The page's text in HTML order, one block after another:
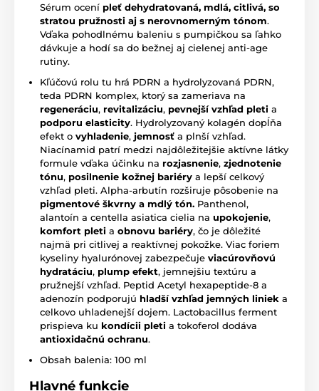
Sérum ocení pleť dehydratovaná, mdlá, citlivá, so
stratou pružnosti aj s nerovnomerným tónom.
Vďaka pohodlnému baleniu s pumpičkou sa ľahko
dávkuje a hodí sa do bežnej aj cielenej anti-age
rutiny.
Kľúčovú rolu tu hrá PDRN a hydrolyzovaná PDRN,
teda PDRN komplex, ktorý sa zameriava na
regeneráciu, revitalizáciu, pevnejší vzhľad pleti a
podporu elasticity. Hydrolyzovaný kolagén dopĺňa
efekt o vyhladenie, jemnosť a plnší vzhľad.
Niacínamid patrí medzi najdôležitejšie aktívne látky
formule vďaka účinku na rozjasnenie, zjednotenie
tónu, posilnenie kožnej bariéry a lepší celkový
vzhľad pleti. Alpha-arbutín rozširuje pôsobenie na
pigmentové škvrny a mdlý tón. Panthenol,
alantoín a centella asiatica cielia na upokojenie,
komfort pleti a obnovu bariéry, čo je dôležité
najmä pri citlivej a reaktívnej pokožke. Viac foriem
kyseliny hyalurónovej zabezpečuje viacúrovňovú
hydratáciu, plump efekt, jemnejšiu textúru a
pružnejší vzhľad. Peptid Acetyl hexapeptide-8 a
adenozín podporujú hladší vzhľad jemných liniek a
celkovo uhladenejší dojem. Lactobacillus ferment
prispieva ku kondícii pleti a tokoferol dodáva
antioxidačnú ochranu.
Obsah balenia: 100 ml
Hlavné funkcie